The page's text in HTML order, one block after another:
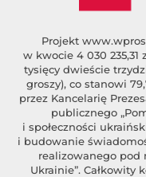
Projekt
w kwocie 4 030 235,31
tysięcy dwieście
groszy), co stanowi
przez Kancelarię
publicznego
i społeczności
i budowanie
realizowanego pod
Ukrainie”.